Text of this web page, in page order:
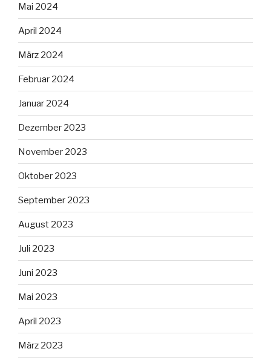
Mai 2024
April 2024
März 2024
Februar 2024
Januar 2024
Dezember 2023
November 2023
Oktober 2023
September 2023
August 2023
Juli 2023
Juni 2023
Mai 2023
April 2023
März 2023